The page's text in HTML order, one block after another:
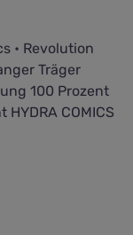
• Revolution
Träger
100 Prozent
COMICS